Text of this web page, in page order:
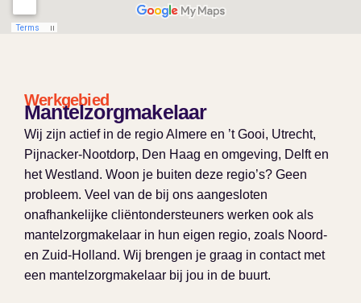
Werkgebied
Mantelzorgmakelaar
Wij zijn actief in de regio Almere en ’t Gooi, Utrecht,
Pijnacker-Nootdorp, Den Haag en omgeving, Delft en
het Westland. Woon je buiten deze regio’s? Geen
probleem. Veel van de bij ons aangesloten
onafhankelijke cliëntondersteuners werken ook als
mantelzorgmakelaar in hun eigen regio, zoals Noord-
en Zuid-Holland. Wij brengen je graag in contact met
een mantelzorgmakelaar bij jou in de buurt.